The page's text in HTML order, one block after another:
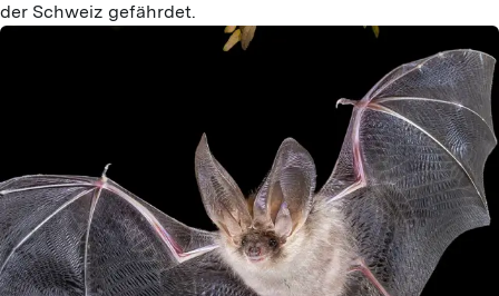
der Schweiz gefährdet.